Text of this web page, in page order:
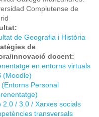
Complutense de
de Geografia i Història
de
innovació docent:
en entorns virtuals
(Moodle)
(Entorns Personal
2.0 / 3.0 / Xarxes socials
transversals